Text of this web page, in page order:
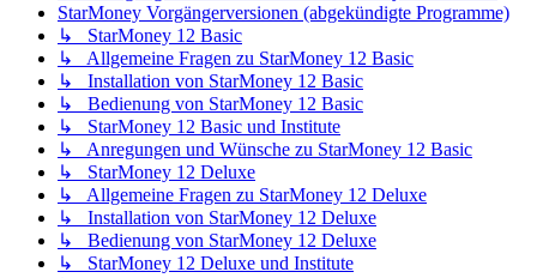
StarMoney Vorgängerversionen (abgekündigte Programme)
↳ StarMoney 12 Basic
↳ Allgemeine Fragen zu StarMoney 12 Basic
↳ Installation von StarMoney 12 Basic
↳ Bedienung von StarMoney 12 Basic
↳ StarMoney 12 Basic und Institute
↳ Anregungen und Wünsche zu StarMoney 12 Basic
↳ StarMoney 12 Deluxe
↳ Allgemeine Fragen zu StarMoney 12 Deluxe
↳ Installation von StarMoney 12 Deluxe
↳ Bedienung von StarMoney 12 Deluxe
↳ StarMoney 12 Deluxe und Institute